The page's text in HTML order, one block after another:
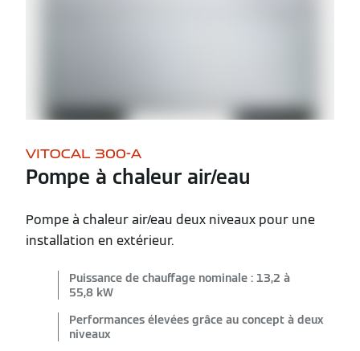
VITOCAL 300-A
Pompe à chaleur air/eau
Pompe à chaleur air/eau deux niveaux pour une
installation en extérieur.
Puissance de chauffage nominale : 13,2 à
55,8 kW
Performances élevées grâce au concept à deux
niveaux